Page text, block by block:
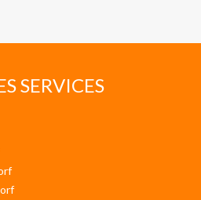
SERVICES